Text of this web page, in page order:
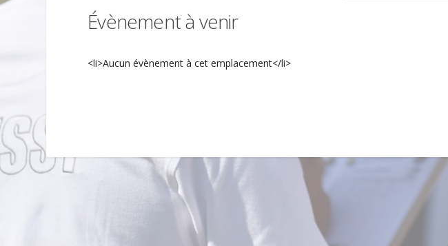
Évènement à venir
<li>Aucun évènement à cet emplacement</li>